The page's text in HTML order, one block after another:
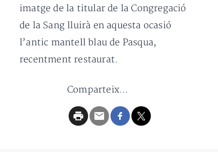
imatge de la titular de la Congregació
de la Sang lluirà en aquesta ocasió
l’antic mantell blau de Pasqua,
recentment restaurat.
Comparteix...